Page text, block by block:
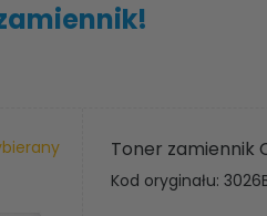
Toner zamiennik
Kod oryginału: